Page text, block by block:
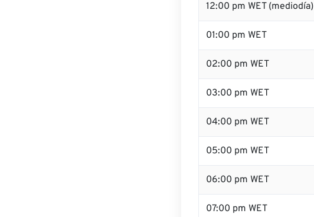
12:00 pm WET (mediodía)
01:00 pm WET
02:00 pm WET
03:00 pm WET
04:00 pm WET
05:00 pm WET
06:00 pm WET
07:00 pm WET